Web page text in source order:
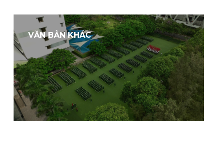
VĂN BẢN KHÁC